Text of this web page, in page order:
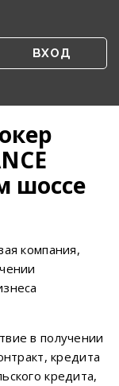
ВХОД
шоссе
компания,
в получении
кредита
кредита,